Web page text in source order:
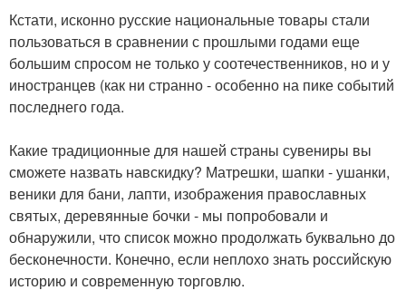
Кстати, исконно русские национальные товары стали
пользоваться в сравнении с прошлыми годами еще
большим спросом не только у соотечественников, но и у
иностранцев (как ни странно - особенно на пике событий
последнего года.
Какие традиционные для нашей страны сувениры вы
сможете назвать навскидку? Матрешки, шапки - ушанки,
веники для бани, лапти, изображения православных
святых, деревянные бочки - мы попробовали и
обнаружили, что список можно продолжать буквально до
бесконечности. Конечно, если неплохо знать российскую
историю и современную торговлю.